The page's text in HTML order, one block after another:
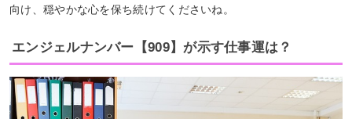
向け、穏やかな心を保ち続けてくださいね。
エンジェルナンバー【909】が示す仕事運は？